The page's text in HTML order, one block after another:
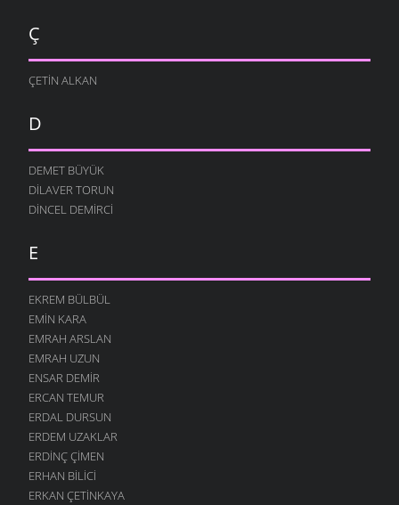
Ç
ÇETIN ALKAN
D
DEMET BÜYÜK
DILAVER TORUN
DINCEL DEMIRCI
E
EKREM BÜLBÜL
EMIN KARA
EMRAH ARSLAN
EMRAH UZUN
ENSAR DEMIR
ERCAN TEMUR
ERDAL DURSUN
ERDEM UZAKLAR
ERDINÇ ÇIMEN
ERHAN BILICI
ERKAN ÇETINKAYA